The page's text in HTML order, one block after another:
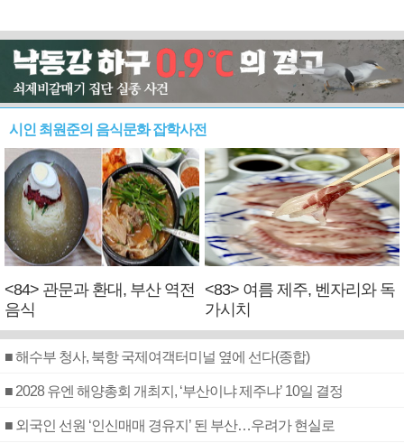
시인 최원준의 음식문화 잡학사전
<84> 관문과 환대, 부산 역전
음식
<83> 여름 제주, 벤자리와 독
가시치
■ 해수부 청사, 북항 국제여객터미널 옆에 선다(종합)
■ 2028 유엔 해양총회 개최지, ‘부산이냐 제주냐’ 10일 결정
■ 외국인 선원 ‘인신매매 경유지’ 된 부산…우려가 현실로